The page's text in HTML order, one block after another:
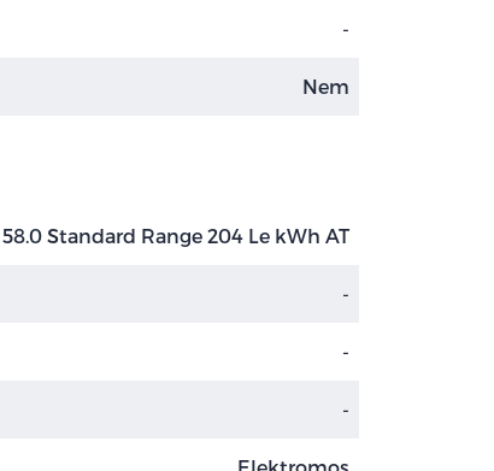
-
Nem
58.0 Standard Range 204 Le kWh AT
-
-
-
Elektromos